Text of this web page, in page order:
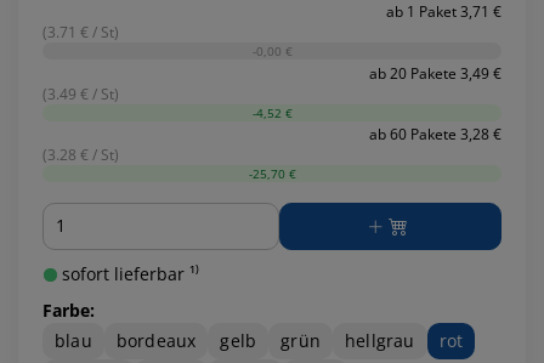
ab 1 Paket 3,71 €
(3.71 € / St)
-0,00 €
ab 20 Pakete 3,49 €
(3.49 € / St)
-4,52 €
ab 60 Pakete 3,28 €
(3.28 € / St)
-25,70 €
Menge
sofort lieferbar ¹⁾
Farbe:
blau
bordeaux gelb grün hellgrau
rot